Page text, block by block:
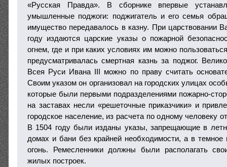
«Русская Правда». В сборнике впервые
умышленные поджоги: поджигатель и его семья
имущество передавалось в казну. При царствовании
году издаются царские указы о пожарной
огнем, где и при каких условиях им можно
предусматривалась смертная казнь за поджог.
Всея Руси Ивана III можно по праву считать
Своим указом он организовал на городских улицах
которые были первыми подразделениями пожарно-
на заставах несли «решеточные приказчики» и
городское население, из расчета по одному человеку
В 1504 году были изданы указы, запрещающие в
домах и бани без крайней необходимости, а в темное
огонь. Ремесленники должны были располагать
жилых построек.